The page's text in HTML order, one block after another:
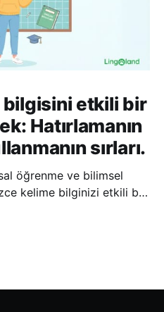
etkili bir
Hatırlamanın
sırları.
öğrenme ve bilimsel
kelime bilginizi etkili bir
bir şekilde iletişim